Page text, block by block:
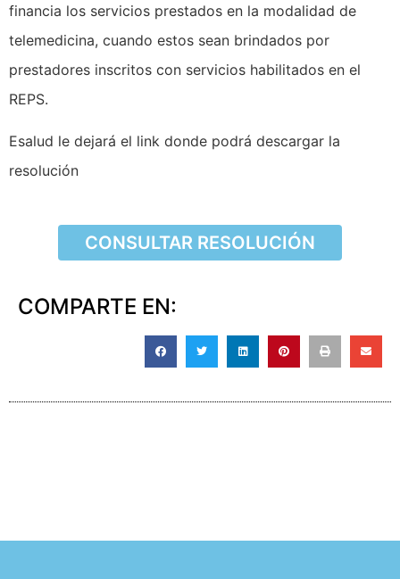
financia los servicios prestados en la modalidad de
telemedicina, cuando estos sean brindados por
prestadores inscritos con servicios habilitados en el
REPS.
Esalud le dejará el link donde podrá descargar la
resolución
CONSULTAR RESOLUCIÓN
COMPARTE EN: